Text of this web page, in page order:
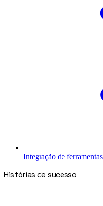
Integração de ferramentas
Histórias de sucesso